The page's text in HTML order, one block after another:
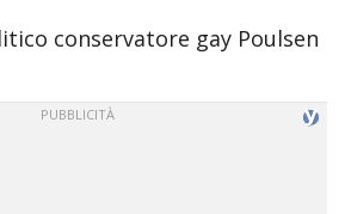
conservatore gay Poulsen